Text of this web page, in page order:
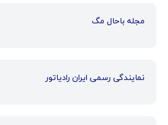
مجله باحال مگ
نمایندگی رسمی ایران رادیاتور